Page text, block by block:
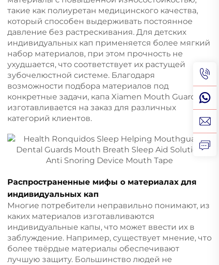
такие как полиуретан медицинского качества,
который способен выдерживать постоянное
давление без растрескивания. Для детских
индивидуальных кап применяется более мягкий
набор материалов, при этом прочность не
ухудшается, что соответствует их растущей
зубочелюстной системе. Благодаря
возможности подбора материалов под
конкретные задачи, капа Xiamen Mouth Guard
изготавливается на заказ для различных
категорий клиентов.
Распространенные мифы о материалах для
индивидуальных кап
Многие потребители неправильно понимают, из
каких материалов изготавливаются
индивидуальные капы, что может ввести их в
заблуждение. Например, существует мнение, что
более твёрдые материалы обеспечивают
лучшую защиту. Большинство людей не